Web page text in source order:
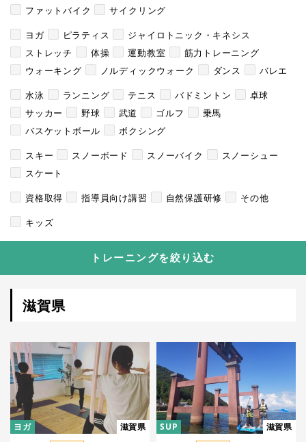
ファットバイク
サイクリング
ヨガ
ピラティス
ジャイロトニック・キネシス
ストレッチ
体操 運動教室
筋力トレーニング
ウォーキング
ノルディックウォーク ダンス
バレエ
水泳
ランニング テニス バドミントン
卓球
サッカー
野球 武道 ゴルフ
乗馬
バスケットボール
ボクシング
スキー
スノーボード スノーバイク
スノーシュー
スケート
資格取得
指導員向け講習 自然保護研修
その他
キッズ
トレーニングを絞り込む
滋賀県
ヨガ 滋賀県 SUP 滋賀県